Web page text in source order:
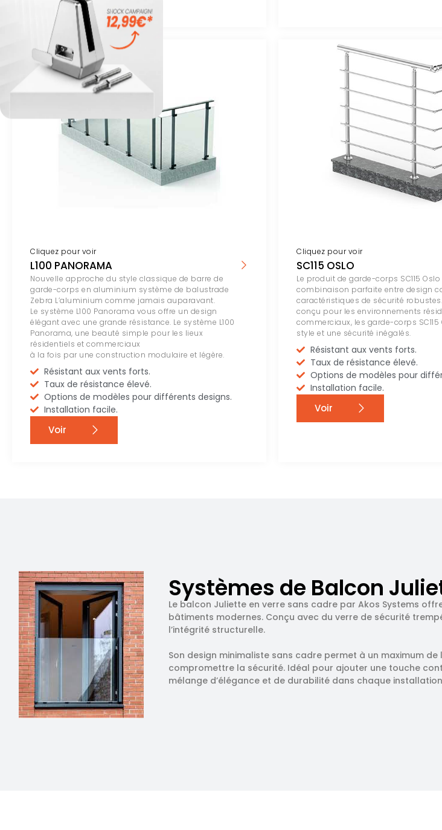
Cliquez pour voir
L100 PANORAMA
Nouvelle approche du style classique de barre de
garde-corps en aluminium système de balustrade
Zebra L’aluminium comme jamais auparavant.
Le système L100 Panorama vous offre un design
élégant avec une grande résistance. Le système L100
Panorama, une beauté simple pour les lieux
résidentiels et commerciaux
à la fois par une construction modulaire et légère.
Résistant aux vents forts.
Taux de résistance élevé.
Options de modèles pour différents designs.
Installation facile.
Voir
Cliquez pour voir
SC115 OSLO
Le produit de garde-corps SC115
combinaison parfaite entre design
caractéristiques de sécurité
conçu pour les environnements
commerciaux, les garde-corps
style et une sécurité inégalés.
Résistant aux vents forts.
Taux de résistance élevé.
Options de modèles pour
Installation facile.
Voir
Systèmes de Balcon
Le balcon Juliette en verre sans cadre par Akos Systems
bâtiments modernes. Conçu avec du verre de sécurité
l’intégrité structurelle.
Son design minimaliste sans cadre permet à un maximum
compromettre la sécurité. Idéal pour ajouter une touche
mélange d’élégance et de durabilité dans chaque